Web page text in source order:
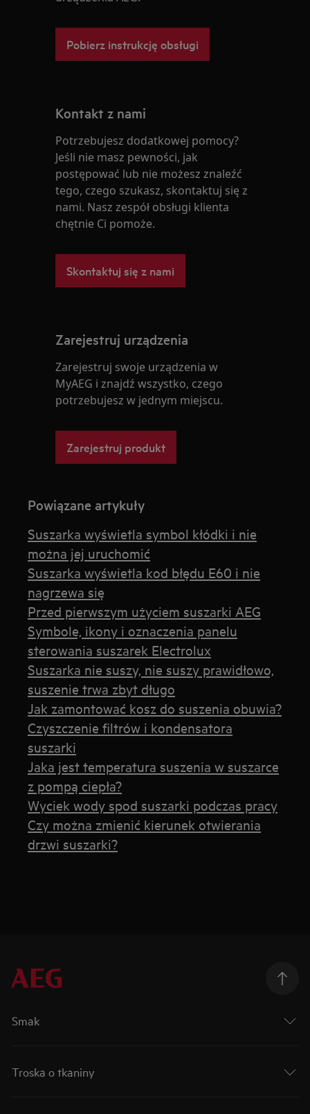
Pobierz instrukcję obsługi
Kontakt z nami
Potrzebujesz dodatkowej pomocy?
Jeśli nie masz pewności, jak
postępować lub nie możesz znaleźć
tego, czego szukasz, skontaktuj się z
nami. Nasz zespół obsługi klienta
chętnie Ci pomoże.
Skontaktuj się z nami
Zarejestruj urządzenia
Zarejestruj swoje urządzenia w
MyAEG i znajdź wszystko, czego
potrzebujesz w jednym miejscu.
Zarejestruj produkt
Powiązane artykuły
Suszarka wyświetla symbol kłódki i nie
można jej uruchomić
Suszarka wyświetla kod błędu E60 i nie
nagrzewa się
Przed pierwszym użyciem suszarki AEG
Symbole, ikony i oznaczenia panelu
sterowania suszarek Electrolux
Suszarka nie suszy, nie suszy prawidłowo,
suszenie trwa zbyt długo
Jak zamontować kosz do suszenia obuwia?
Czyszczenie filtrów i kondensatora
suszarki
Jaka jest temperatura suszenia w suszarce
z pompą ciepła?
Wyciek wody spod suszarki podczas pracy
Czy można zmienić kierunek otwierania
drzwi suszarki?
Smak
Troska o tkaniny